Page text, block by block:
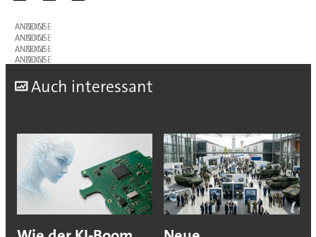
ANZEIGE
ANZEIGE
ANZEIGE
ANZEIGE
Auch interessant